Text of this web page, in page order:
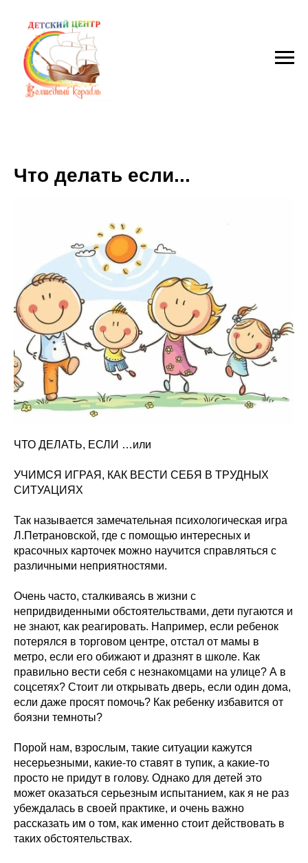
Что делать если...
ЧТО ДЕЛАТЬ, ЕСЛИ …или
УЧИМСЯ ИГРАЯ, КАК ВЕСТИ СЕБЯ В ТРУДНЫХ
СИТУАЦИЯХ
Так называется замечательная психологическая игра
Л.Петрановской, где с помощью интересных и
красочных карточек можно научится справляться с
различными неприятностями.
Очень часто, сталкиваясь в жизни с
непридвиденными обстоятельствами, дети пугаются и
не знают, как реагировать. Например, если ребенок
потерялся в торговом центре, отстал от мамы в
метро, если его обижают и дразнят в школе. Как
правильно вести себя с незнакомцами на улице? А в
соцсетях? Стоит ли открывать дверь, если один дома,
если даже просят помочь? Как ребенку избавится от
боязни темноты?
Порой нам, взрослым, такие ситуации кажутся
несерьезными, какие-то ставят в тупик, а какие-то
просто не придут в голову. Однако для детей это
может оказаться серьезным испытанием, как я не раз
убеждалась в своей практике, и очень важно
рассказать им о том, как именно стоит действовать в
таких обстоятельствах.